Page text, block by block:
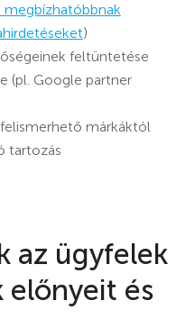
)
feltüntetése
(pl. Google partner
márkáktól
tartozás
az ügyfelek
előnyeit és